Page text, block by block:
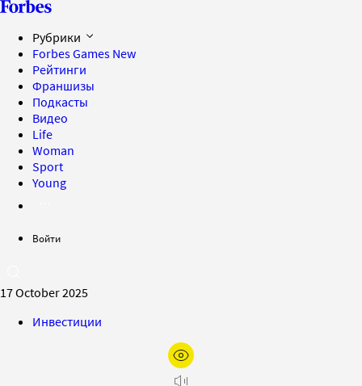
Рубрики
Forbes Games New
Рейтинги
Франшизы
Подкасты
Видео
Life
Woman
Sport
Young
Войти
17 October 2025
Инвестиции